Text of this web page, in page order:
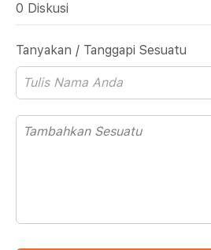
0 Diskusi
Tanyakan / Tanggapi Sesuatu